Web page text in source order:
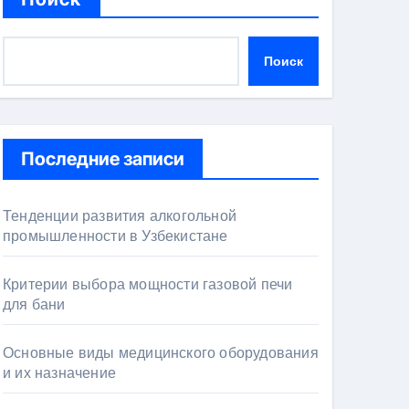
Поиск
Последние записи
Тенденции развития алкогольной
промышленности в Узбекистане
Критерии выбора мощности газовой печи
для бани
Основные виды медицинского оборудования
и их назначение